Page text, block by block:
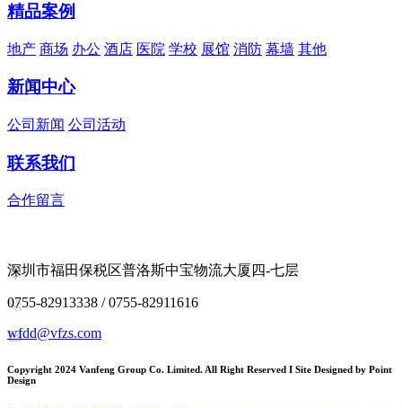
精品案例
地产 商场 办公 酒店 医院 学校 展馆 消防 幕墙 其他
新闻中心
公司新闻 公司活动
联系我们
合作留言
深圳市福田保税区普洛斯中宝物流大厦四-七层
0755-82913338 / 0755-82911616
wfdd@vfzs.com
Copyright 2024 Vanfeng Group Co. Limited. All Right Reserved I Site Designed by Point
Design